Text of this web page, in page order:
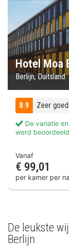
Hotel Moa
Berlijn, Duitsland
8.9 Zeer goed
De variatie
werd
Vanaf
€ 99,01
per kamer per
De leukste
Berlijn